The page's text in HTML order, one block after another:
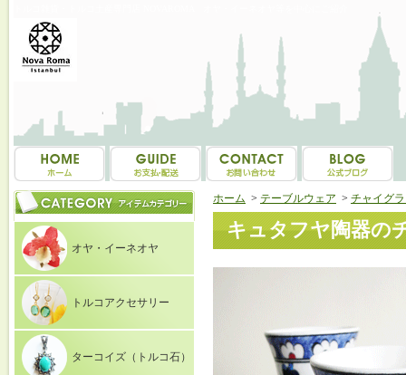
オヤ・イーネオヤ
トルコアクセサリー
ターコイズ（トルコ石）
ホーム > テーブルウェア > チャイグ
キュタフヤ陶器の